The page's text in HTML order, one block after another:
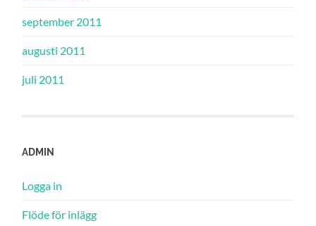
september 2011
augusti 2011
juli 2011
ADMIN
Logga in
Flöde för inlägg